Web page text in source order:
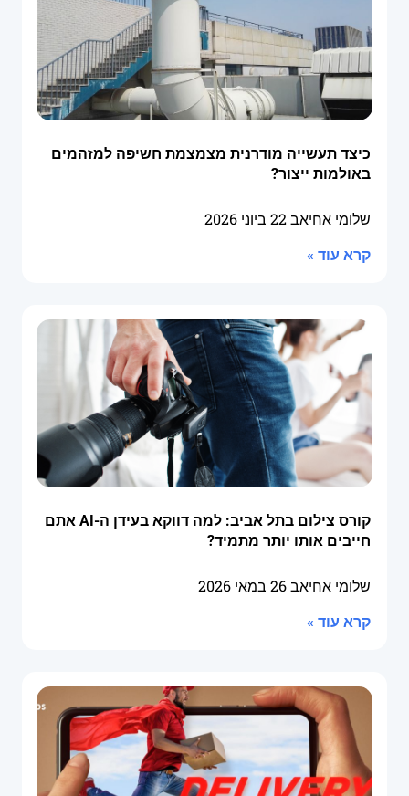
כיצד תעשייה מודרנית מצמצמת חשיפה למזהמים
באולמות ייצור?
שלומי אחיאב22 ביוני 2026
קרא עוד »
קורס צילום בתל אביב: למה דווקא בעידן ה-AI אתם
חייבים אותו יותר מתמיד?
שלומי אחיאב26 במאי 2026
קרא עוד »